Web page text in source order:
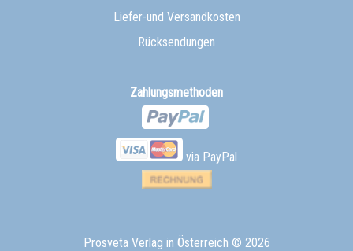
Liefer-und Versandkosten
Rücksendungen
Zahlungsmethoden
via PayPal
Prosveta Verlag in Österreich © 2026